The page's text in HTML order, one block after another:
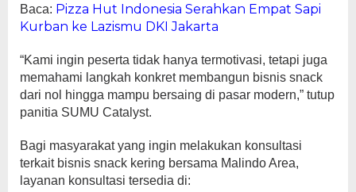
Baca: Pizza Hut Indonesia Serahkan Empat Sapi
Kurban ke Lazismu DKI Jakarta
“Kami ingin peserta tidak hanya termotivasi, tetapi juga
memahami langkah konkret membangun bisnis snack
dari nol hingga mampu bersaing di pasar modern,” tutup
panitia SUMU Catalyst.
Bagi masyarakat yang ingin melakukan konsultasi
terkait bisnis snack kering bersama Malindo Area,
layanan konsultasi tersedia di: